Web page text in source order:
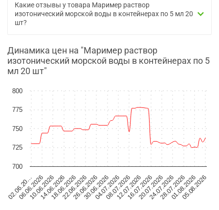
Какие отзывы у товара Маример раствор
изотонический морской воды в контейнерах по 5 мл 20
шт?
Динамика цен на "Маример раствор
изотонический морской воды в контейнерах по 5
мл 20 шт"
02.06.20…
06.06.2026
10.06.2026
14.06.2026
18.06.2026
22.06.2026
26.06.2026
30.06.2026
04.07.2026
08.07.2026
12.07.2026
16.07.2026
20.07.2026
24.07.2026
28.07.2026
01.08.2026
05.08.2026
800
700
725
750
775